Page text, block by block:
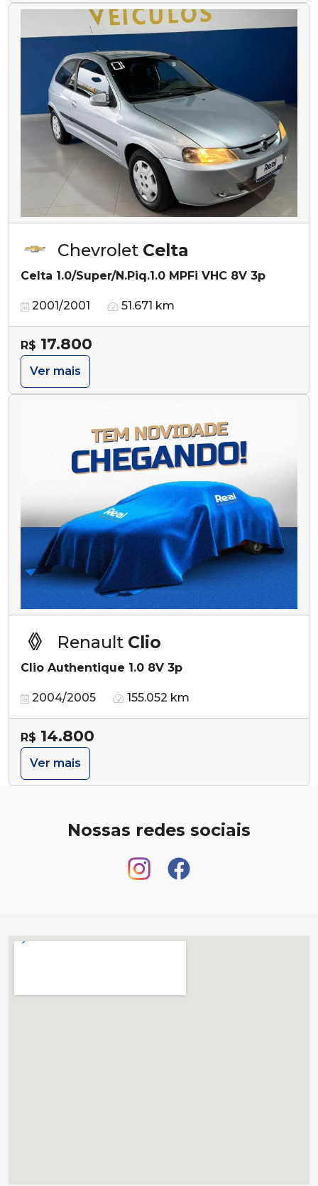
Chevrolet Celta
Celta 1.0/Super/N.Piq.1.0 MPFi VHC 8V 3p
2001/2001 51.671 km
R$ 17.800
Ver mais
Renault Clio
Clio Authentique 1.0 8V 3p
2004/2005 155.052 km
R$ 14.800
Ver mais
Nossas redes sociais